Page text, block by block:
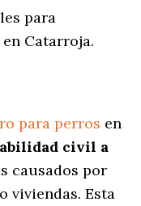
para
Catarroja.
para perros en
civil a
causados por
viviendas. Esta